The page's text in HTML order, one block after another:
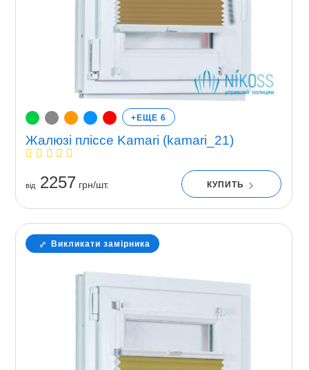
+ЕЩЕ 6
Жалюзі пліссе Kamari (kamari_21)
вiд2257 грн/шт. КУПИТЬ
Викликати замірника